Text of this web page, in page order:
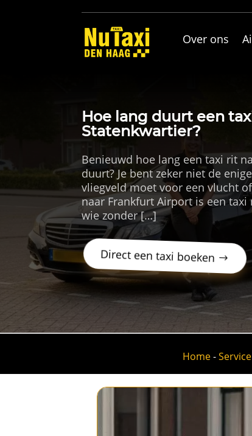
Over ons
Hoe lang duurt een
Statenkwartier?
Benieuwd hoe lang een taxi rit
duurt? Je bent zeker niet de
vliegveld moet voor een vlucht
naar Frankfurt Airport is een
wie zonder […]
Direct een taxi boeken
Home-